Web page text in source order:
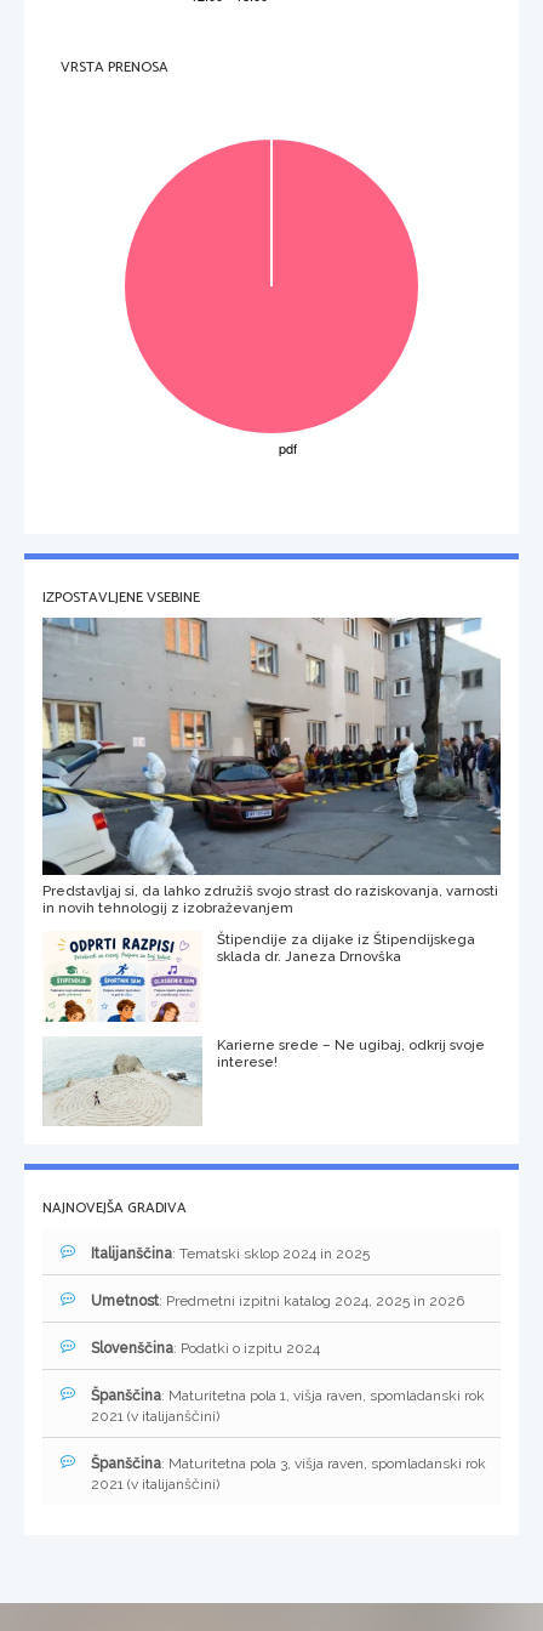
  _________________________________________________________________________________________
VRSTA PRENOSA
IZPOSTAVLJENE VSEBINE
Predstavljaj si, da lahko združiš svojo strast do raziskovanja, varnosti
in novih tehnologij z izobraževanjem
Štipendije za dijake iz Štipendijskega
sklada dr. Janeza Drnovška
Karierne srede – Ne ugibaj, odkrij svoje
interese!
NAJNOVEJŠA GRADIVA
Italijanščina: Tematski sklop 2024 in 2025
Umetnost: Predmetni izpitni katalog 2024, 2025 in 2026
Slovenščina: Podatki o izpitu 2024
Španščina: Maturitetna pola 1, višja raven, spomladanski rok
2021 (v italijanščini)
Španščina: Maturitetna pola 3, višja raven, spomladanski rok
2021 (v italijanščini)